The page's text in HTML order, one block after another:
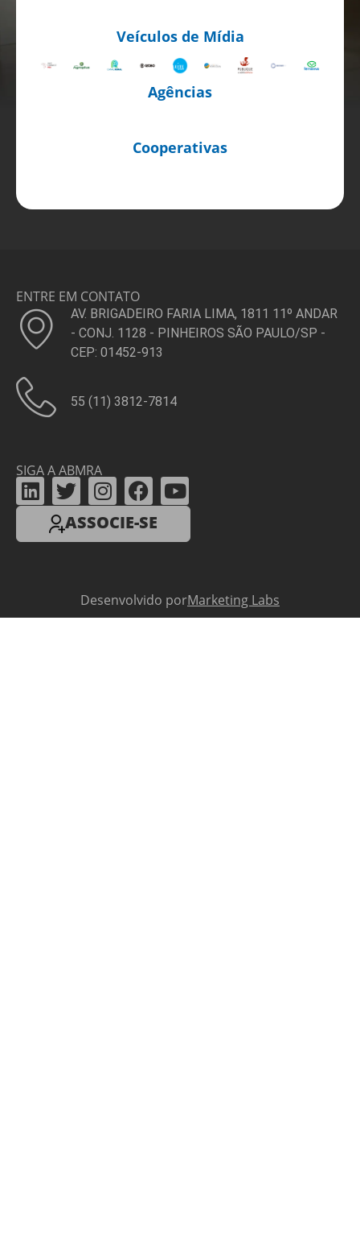
Veículos de Mídia
Agências
Cooperativas
ENTRE EM CONTATO
AV. BRIGADEIRO FARIA LIMA, 1811 11º ANDAR
- CONJ. 1128 - PINHEIROS SÃO PAULO/SP -
CEP: 01452-913
55 (11) 3812-7814
SIGA A ABMRA
ASSOCIE-SE
Desenvolvido porMarketing Labs